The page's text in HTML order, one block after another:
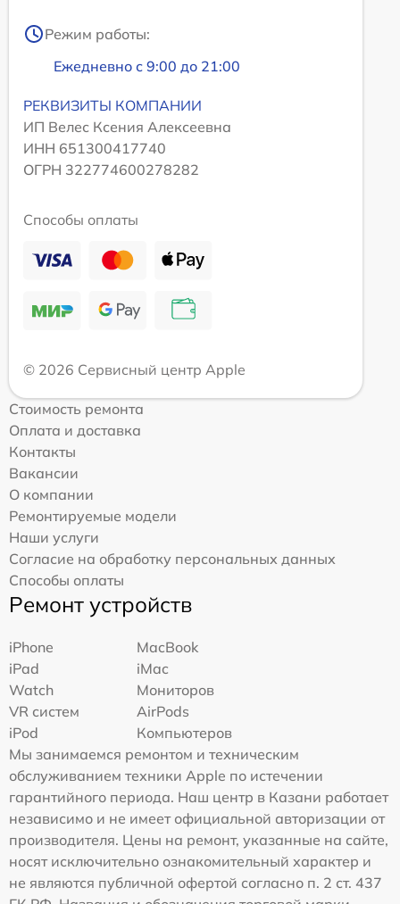
Режим работы:
Ежедневно с 9:00 до 21:00
РЕКВИЗИТЫ КОМПАНИИ
ИП Велес Ксения Алексеевна
ИНН 651300417740
ОГРН 322774600278282
Способы оплаты
© 2026 Сервисный центр Apple
Стоимость ремонта
Оплата и доставка
Контакты
Вакансии
О компании
Ремонтируемые модели
Наши услуги
Согласие на обработку персональных данных
Способы оплаты
Ремонт устройств
iPhone
MacBook
iPad
iMac
Watch
Мониторов
VR систем
AirPods
iPod
Компьютеров
Мы занимаемся ремонтом и техническим
обслуживанием техники Apple по истечении
гарантийного периода. Наш центр в Казани работает
независимо и не имеет официальной авторизации от
производителя. Цены на ремонт, указанные на сайте,
носят исключительно ознакомительный характер и
не являются публичной офертой согласно п. 2 ст. 437